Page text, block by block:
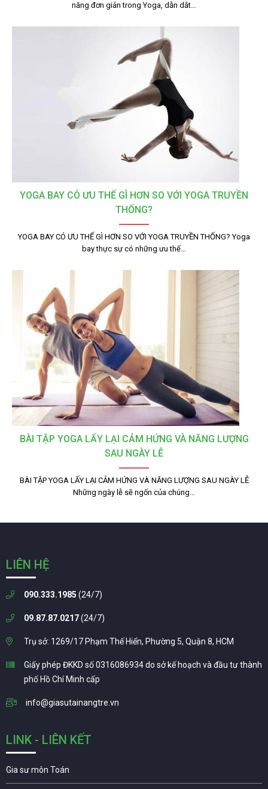
năng đơn giản trong Yoga, dẫn dắt…
YOGA BAY CÓ ƯU THẾ GÌ HƠN SO VỚI YOGA TRUYỀN
THỐNG?
YOGA BAY CÓ ƯU THẾ GÌ HƠN SO VỚI YOGA TRUYỀN THỐNG? Yoga
bay thực sự có những ưu thế…
BÀI TẬP YOGA LẤY LẠI CẢM HỨNG VÀ NĂNG LƯỢNG
SAU NGÀY LỄ
BÀI TẬP YOGA LẤY LẠI CẢM HỨNG VÀ NĂNG LƯỢNG SAU NGÀY LỄ
Những ngày lễ sẽ ngốn của chúng…
LIÊN HỆ
090.333.1985 (24/7)
09.87.87.0217(24/7)
Trụ sở: 1269/17 Phạm Thế Hiển, Phường 5, Quận 8, HCM
Giấy phép ĐKKD số 0316086934 do sở kế hoạch và đầu tư thành
phố Hồ Chí Minh cấp
info@giasutainangtre.vn
LINK - LIÊN KẾT
Gia sư môn Toán